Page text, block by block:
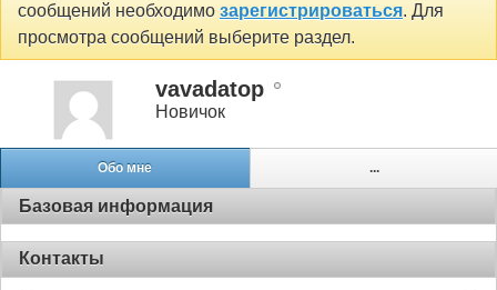
сообщений необходимо зарегистрироваться. Для
просмотра сообщений выберите раздел.
vavadatop
Новичок
Обо мне ...
Базовая информация
Контакты